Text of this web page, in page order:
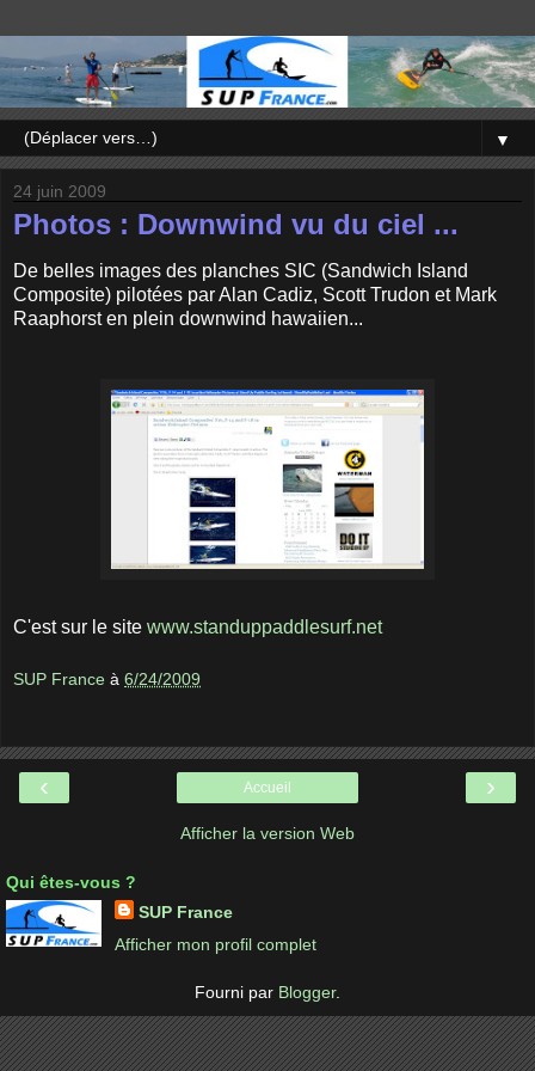
▼
24 juin 2009
Photos : Downwind vu du ciel ...
De belles images des planches SIC (Sandwich Island
Composite) pilotées par Alan Cadiz, Scott Trudon et Mark
Raaphorst en plein downwind hawaiien...
C'est sur le site www.standuppaddlesurf.net
SUP France à 6/24/2009
‹ ›
Accueil
Afficher la version Web
Qui êtes-vous ?
SUP France
Afficher mon profil complet
Fourni par Blogger.